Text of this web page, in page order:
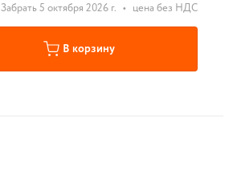
Забрать 5 октября 2026 г. • цена без НДС
В корзину